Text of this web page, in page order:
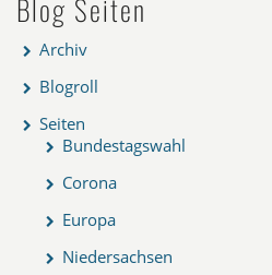
Blog Seiten
Archiv
Blogroll
Seiten
Bundestagswahl
Corona
Europa
Niedersachsen